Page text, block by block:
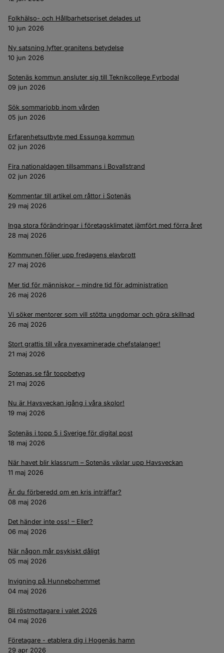
Folkhälso- och Hållbarhetspriset delades ut
10 jun 2026
Ny satsning lyfter granitens betydelse
10 jun 2026
Sotenäs kommun ansluter sig till Teknikcollege Fyrbodal
09 jun 2026
Sök sommarjobb inom vården
05 jun 2026
Erfarenhetsutbyte med Essunga kommun
02 jun 2026
Fira nationaldagen tillsammans i Bovallstrand
02 jun 2026
Kommentar till artikel om råttor i Sotenäs
29 maj 2026
Inga stora förändringar i företagsklimatet jämfört med förra året
28 maj 2026
Kommunen följer upp fredagens elavbrott
27 maj 2026
Mer tid för människor – mindre tid för administration
26 maj 2026
Vi söker mentorer som vill stötta ungdomar och göra skillnad
26 maj 2026
Stort grattis till våra nyexaminerade chefstalanger!
21 maj 2026
Sotenas.se får toppbetyg
21 maj 2026
Nu är Havsveckan igång i våra skolor!
19 maj 2026
Sotenäs i topp 5 i Sverige för digital post
18 maj 2026
När havet blir klassrum – Sotenäs växlar upp Havsveckan
11 maj 2026
Är du förberedd om en kris inträffar?
08 maj 2026
Det händer inte oss! – Eller?
06 maj 2026
När någon mår psykiskt dåligt
05 maj 2026
Invigning på Hunnebohemmet
04 maj 2026
Bli röstmottagare i valet 2026
04 maj 2026
Företagare - etablera dig i Hogenäs hamn
29 apr 2026